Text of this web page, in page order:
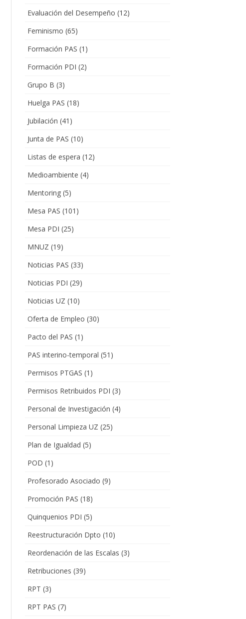
Evaluación del Desempeño (12)
Feminismo (65)
Formación PAS (1)
Formación PDI (2)
Grupo B (3)
Huelga PAS (18)
Jubilación (41)
Junta de PAS (10)
Listas de espera (12)
Medioambiente (4)
Mentoring(5)
Mesa PAS (101)
Mesa PDI (25)
MNUZ (19)
Noticias PAS (33)
Noticias PDI (29)
Noticias UZ (10)
Oferta de Empleo (30)
Pacto del PAS (1)
PAS interino-temporal (51)
Permisos PTGAS (1)
Permisos Retribuidos PDI (3)
Personal de Investigación (4)
Personal Limpieza UZ (25)
Plan de Igualdad (5)
POD (1)
Profesorado Asociado (9)
Promoción PAS (18)
Quinquenios PDI (5)
Reestructuración Dpto (10)
Reordenación de las Escalas (3)
Retribuciones (39)
RPT (3)
RPT PAS (7)